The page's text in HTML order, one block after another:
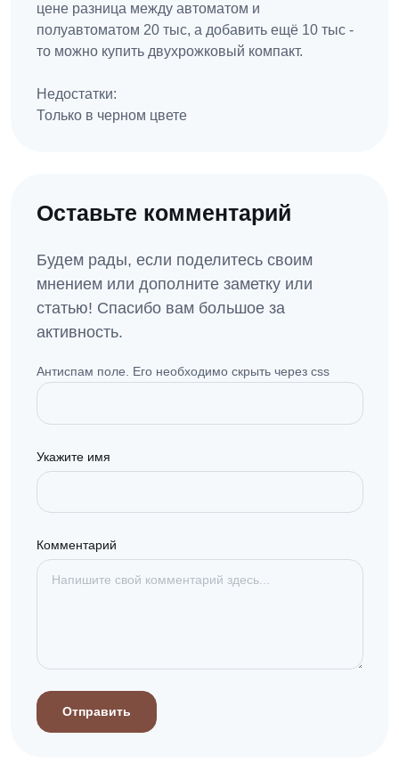
цене разница между автоматом и
полуавтоматом 20 тыс, а добавить ещё 10 тыс -
то можно купить двухрожковый компакт.
Недостатки:
Только в черном цвете
Оставьте комментарий
Будем рады, если поделитесь своим
мнением или дополните заметку или
статью! Спасибо вам большое за
активность.
Антиспам поле. Его необходимо скрыть через css
Укажите имя
Комментарий
Отправить